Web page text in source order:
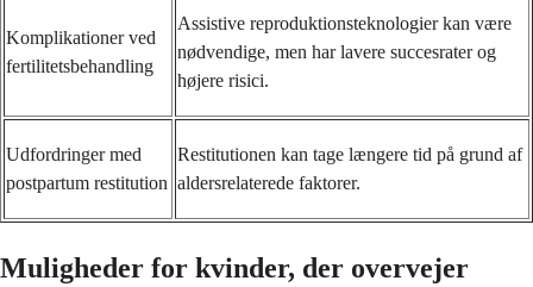
Komplikationer ved
fertilitetsbehandling
Assistive reproduktionsteknologier kan være
nødvendige, men har lavere succesrater og
højere risici.
Udfordringer med
postpartum restitution
Restitutionen kan tage længere tid på grund af
aldersrelaterede faktorer.
Muligheder for kvinder, der overvejer